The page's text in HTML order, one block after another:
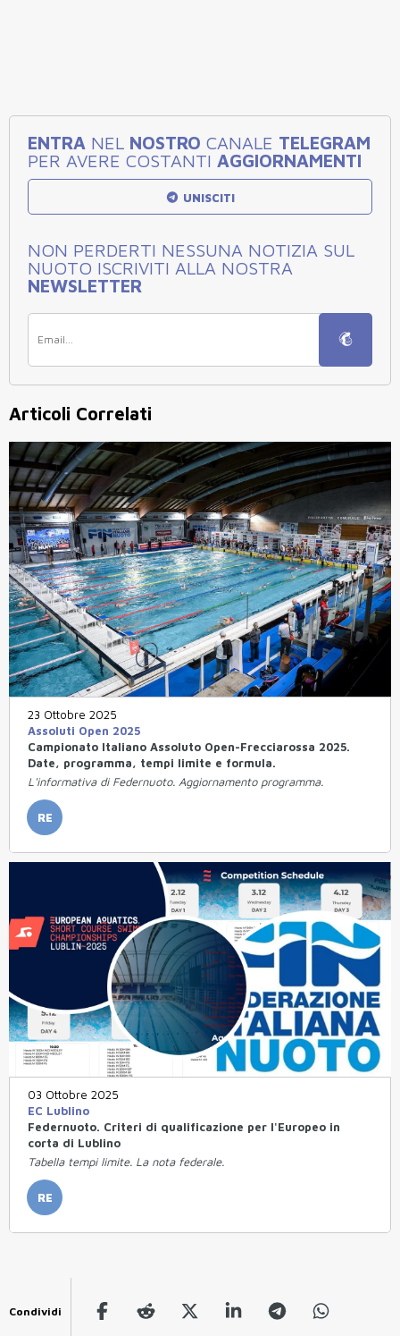
ENTRA NEL NOSTRO CANALE TELEGRAM
PER AVERE COSTANTI AGGIORNAMENTI
UNISCITI
NON PERDERTI NESSUNA NOTIZIA SUL
NUOTO ISCRIVITI ALLA NOSTRA
NEWSLETTER
Articoli Correlati
23 Ottobre 2025
Assoluti Open 2025
Campionato Italiano Assoluto Open-Frecciarossa 2025.
Date, programma, tempi limite e formula.
L'informativa di Federnuoto. Aggiornamento programma.
RE
03 Ottobre 2025
EC Lublino
Federnuoto. Criteri di qualificazione per l'Europeo in
corta di Lublino
Tabella tempi limite. La nota federale.
RE
Condividi